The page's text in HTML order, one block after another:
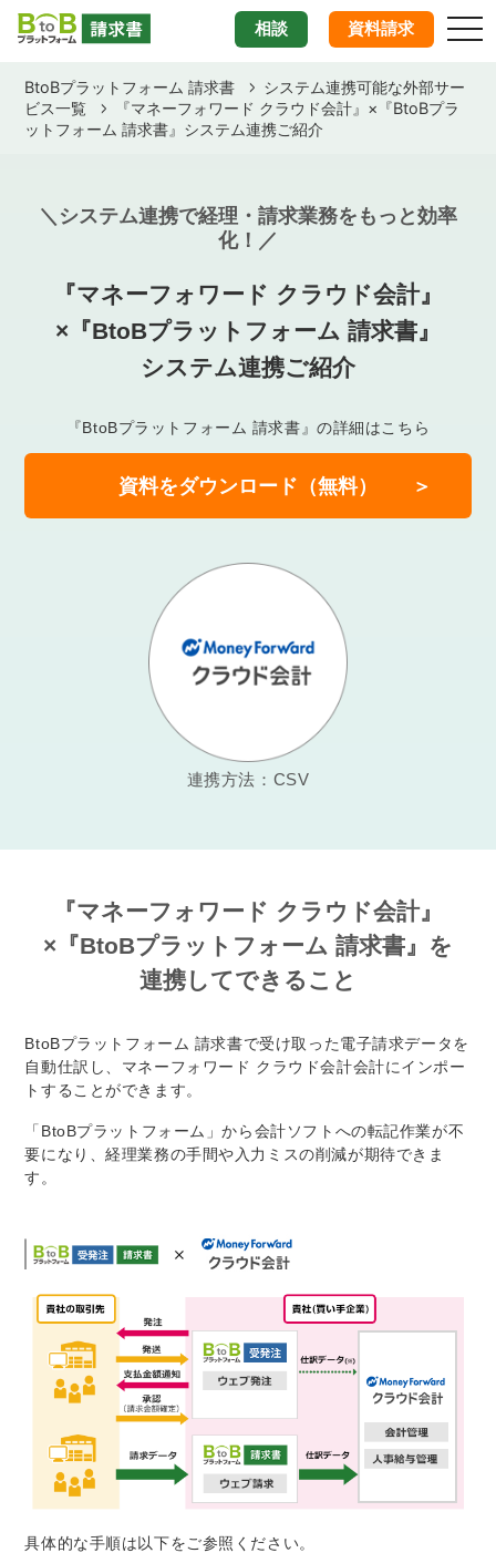
相談 資料請求
BtoBプラットフォーム 請求書
システム連携可能な外部サー
ビス一覧
『マネーフォワード クラウド会計』×『BtoBプラ
ットフォーム 請求書』システム連携ご紹介
＼システム連携で経理・請求業務をもっと効率
化！／
『マネーフォワード クラウド会計』
×『BtoBプラットフォーム 請求書』
システム連携ご紹介
『BtoBプラットフォーム 請求書』の詳細はこちら
資料をダウンロード（無料）
連携方法：CSV
『マネーフォワード クラウド会計』
×『BtoBプラットフォーム 請求書』 を
連携してできること
BtoBプラットフォーム 請求書で受け取った電子請求データを
自動仕訳し、マネーフォワード クラウド会計会計にインポー
トすることができます。
「BtoBプラットフォーム」から会計ソフトへの転記作業が不
要になり、経理業務の手間や入力ミスの削減が期待できま
す。
具体的な手順は以下をご参照ください。